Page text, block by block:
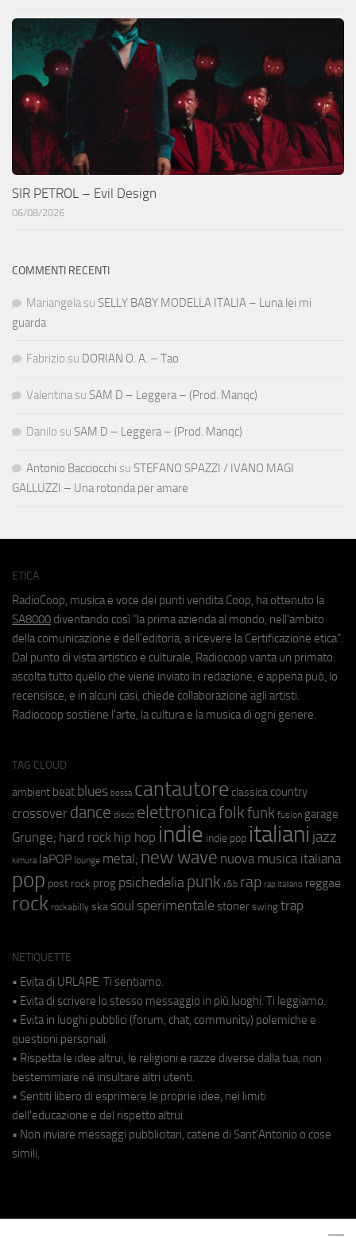
SIR PETROL – Evil Design
06/08/2026
COMMENTI RECENTI
Mariangela su SELLY BABY MODELLA ITALIA – Luna lei mi
guarda
Fabrizio su DORIAN O. A. – Tao
Valentina su SAM D – Leggera – (Prod. Manqc)
Danilo su SAM D – Leggera – (Prod. Manqc)
Antonio Bacciocchi su STEFANO SPAZZI / IVANO MAGI
GALLUZZI – Una rotonda per amare
ETICA
RadioCoop, musica e voce dei punti vendita Coop, ha ottenuto la
SA8000 diventando così "la prima azienda al mondo, nell'ambito
della comunicazione e dell'editoria, a ricevere la Certificazione etica".
Dal punto di vista artistico e culturale, Radiocoop vanta un primato:
ascolta tutto quello che viene inviato in redazione, e appena può, lo
recensisce, e in alcuni casi, chiede collaborazione agli artisti.
Radiocoop sostiene l'arte, la cultura e la musica di ogni genere.
TAG CLOUD
ambient beat blues bossa cantautore classica country
crossover dance disco elettronicafolkfunk fusion garage
Grunge; hard rock hip hop indie indie pop italiani jazz
kimura laPOP lounge metal; new wave nuova musica italiana
pop post rock prog psichedeliapunk r&b rap rap italiano reggae
rock rockabilly ska soul sperimentale stoner swing trap
NETIQUETTE
• Evita di URLARE. Ti sentiamo.
• Evita di scrivere lo stesso messaggio in più luoghi. Ti leggiamo.
• Evita in luoghi pubblici (forum, chat, community) polemiche e
questioni personali.
• Rispetta le idee altrui, le religioni e razze diverse dalla tua, non
bestemmiare né insultare altri utenti.
• Sentiti libero di esprimere le proprie idee, nei limiti
dell'educazione e del rispetto altrui.
• Non inviare messaggi pubblicitari, catene di Sant'Antonio o cose
simili.